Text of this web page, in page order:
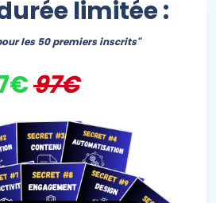
limitée :
les 50 premiers inscrits"
97€